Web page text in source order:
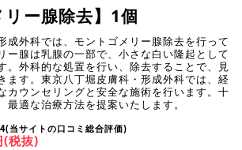
リー腺除去】1個
成外科では、モントゴメリー腺除去を行って
ー腺は乳腺の一部で、小さな白い隆起として
。外科的な処置を行い、除去することで、見
ます。東京八丁堀皮膚科・形成外科では、経
カウンセリングと安全な施術を行います。十
最適な治療方法を提案いたします。
当サイトの口コミ総合評価)
税抜)